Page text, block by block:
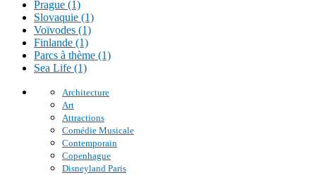
Prague (1)
Slovaquie (1)
Voïvodes (1)
Finlande (1)
Parcs à thème (1)
Sea Life (1)
Architecture
Art
Attractions
Comédie Musicale
Contemporain
Copenhague
Disneyland Paris